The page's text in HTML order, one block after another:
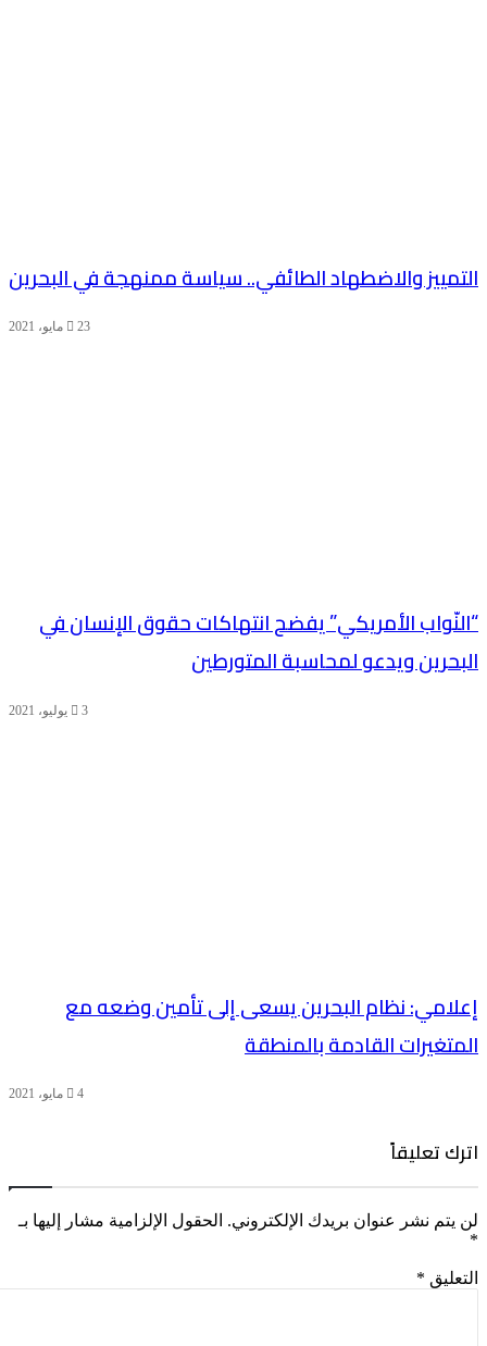
التمييز والاضطهاد الطائفي.. سياسة ممنهجة في البحرين
23 مايو، 2021
“النّواب الأمريكي” يفضح انتهاكات حقوق الإنسان في
البحرين ويدعو لمحاسبة المتورطين
3 يوليو، 2021
إعلامي: نظام البحرين يسعى إلى تأمين وضعه مع
المتغيرات القادمة بالمنطقة
4 مايو، 2021
اترك تعليقاً
لن يتم نشر عنوان بريدك الإلكتروني.
الحقول الإلزامية مشار إليها بـ
*
التعليق *